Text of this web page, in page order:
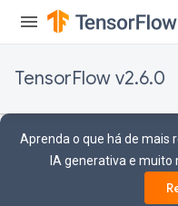
TensorFlow v2.6.0
Aprenda o que há de mais
IA generativa e muito